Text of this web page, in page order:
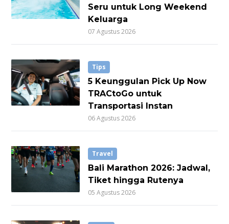
Seru untuk Long Weekend
Keluarga
07 Agustus 2026
Tips
5 Keunggulan Pick Up Now
TRACtoGo untuk
Transportasi Instan
06 Agustus 2026
Travel
Bali Marathon 2026: Jadwal,
Tiket hingga Rutenya
05 Agustus 2026